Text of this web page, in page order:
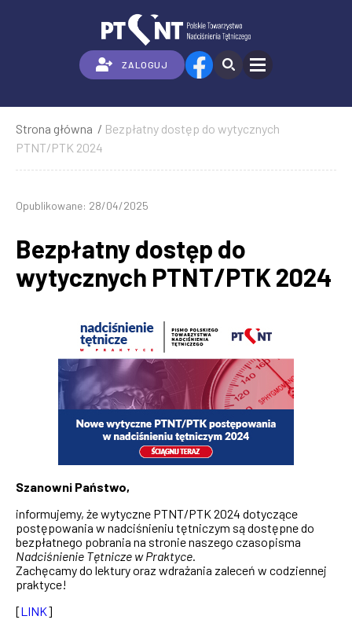
ZALOGUJ
Ścieżka
nawigacyjna
Strona główna
Bezpłatny dostęp do wytycznych
PTNT/PTK 2024
Opublikowane: 28/04/2025
Bezpłatny dostęp do
wytycznych PTNT/PTK 2024
Szanowni Państwo,
informujemy, że wytyczne PTNT/PTK 2024 dotyczące
postępowania w nadciśnieniu tętniczym są dostępne do
bezpłatnego pobrania na stronie naszego czasopisma
Nadciśnienie Tętnicze w Praktyce
Zachęcamy do lektury oraz wdrażania zaleceń w codziennej
praktyce!
[LINK]